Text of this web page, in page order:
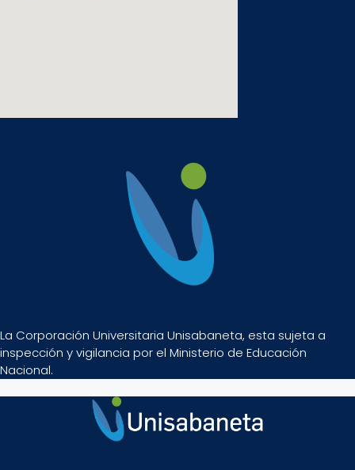
La Corporación Universitaria Unisabaneta, esta sujeta a
inspección y vigilancia por el Ministerio de Educación
Nacional.